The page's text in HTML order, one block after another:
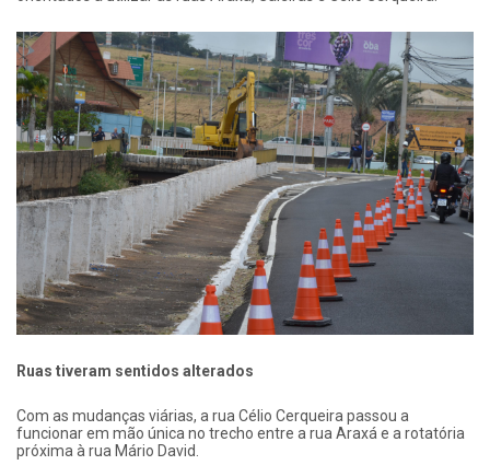
Ruas tiveram sentidos alterados
Com as mudanças viárias, a rua Célio Cerqueira passou a
funcionar em mão única no trecho entre a rua Araxá e a rotatória
próxima à rua Mário David.